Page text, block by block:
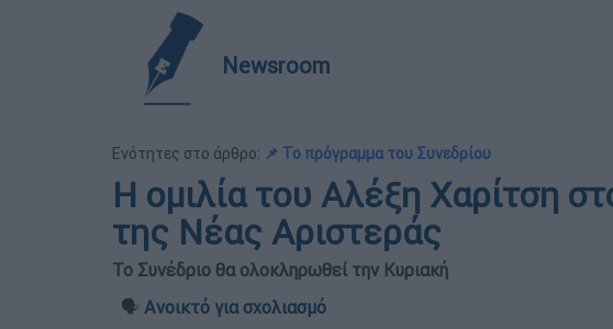
Newsroom
Ενότητες στο άρθρο: 📌 Το πρόγραμμα του Συνεδρίου
Η ομιλία του Αλέξη Χαρίτση
της Νέας Αριστεράς
Το Συνέδριο θα ολοκληρωθεί την Κυριακή
🗣️ Ανοικτό για σχολιασμό